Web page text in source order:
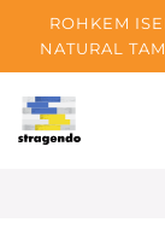
ROHKEM
NATURAL
Tallinn